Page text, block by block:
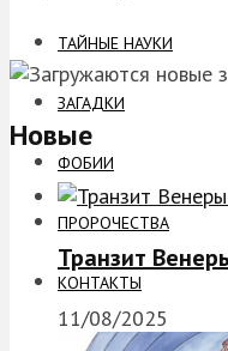
ТАЙНЫЕ НАУКИ
ЗАГАДКИ
ФОБИИ
ПРОРОЧЕСТВА
КОНТАКТЫ
Новые
Транзит
11/08/2025